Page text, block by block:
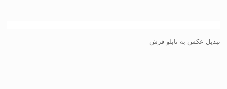
تبدیل عکس به تابلو فرش